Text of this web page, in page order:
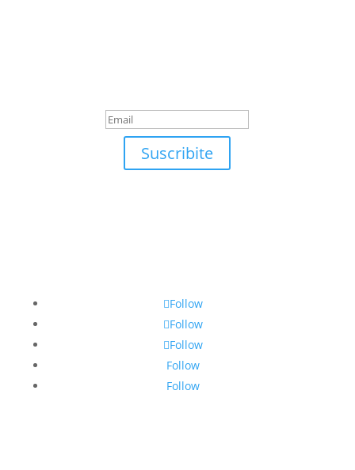
Suscribite
Follow
Follow
Follow
Follow
Follow